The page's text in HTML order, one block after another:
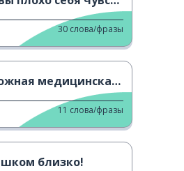
30 слова/фразы
медицинская помощь
11 слова/фразы
близко!